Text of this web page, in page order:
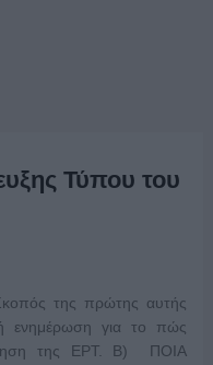
Τύπου του
της πρώτης αυτής
ενημέρωση για το πώς
της ΕΡΤ. Β) ΠΟΙΑ